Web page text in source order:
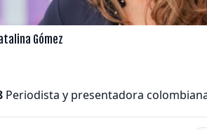
Gómez
Periodista y presentadora